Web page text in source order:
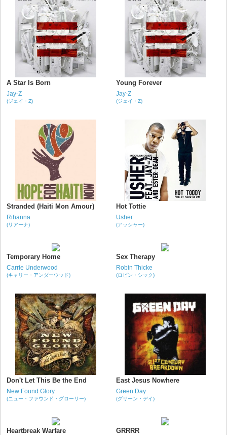
A Star Is Born
Jay-Z
(ジェイ・Z)
Young Forever
Jay-Z
(ジェイ・Z)
Stranded (Haiti Mon Amour)
Rihanna
(リアーナ)
Hot Tottie
Usher
(アッシャー)
Temporary Home
Carrie Underwood
(キャリー・アンダーウッド)
Sex Therapy
Robin Thicke
(ロビン・シック)
Don't Let This Be the End
New Found Glory
(ニュー・ファウンド・グローリー)
East Jesus Nowhere
Green Day
(グリーン・デイ)
Heartbreak Warfare GRRRR